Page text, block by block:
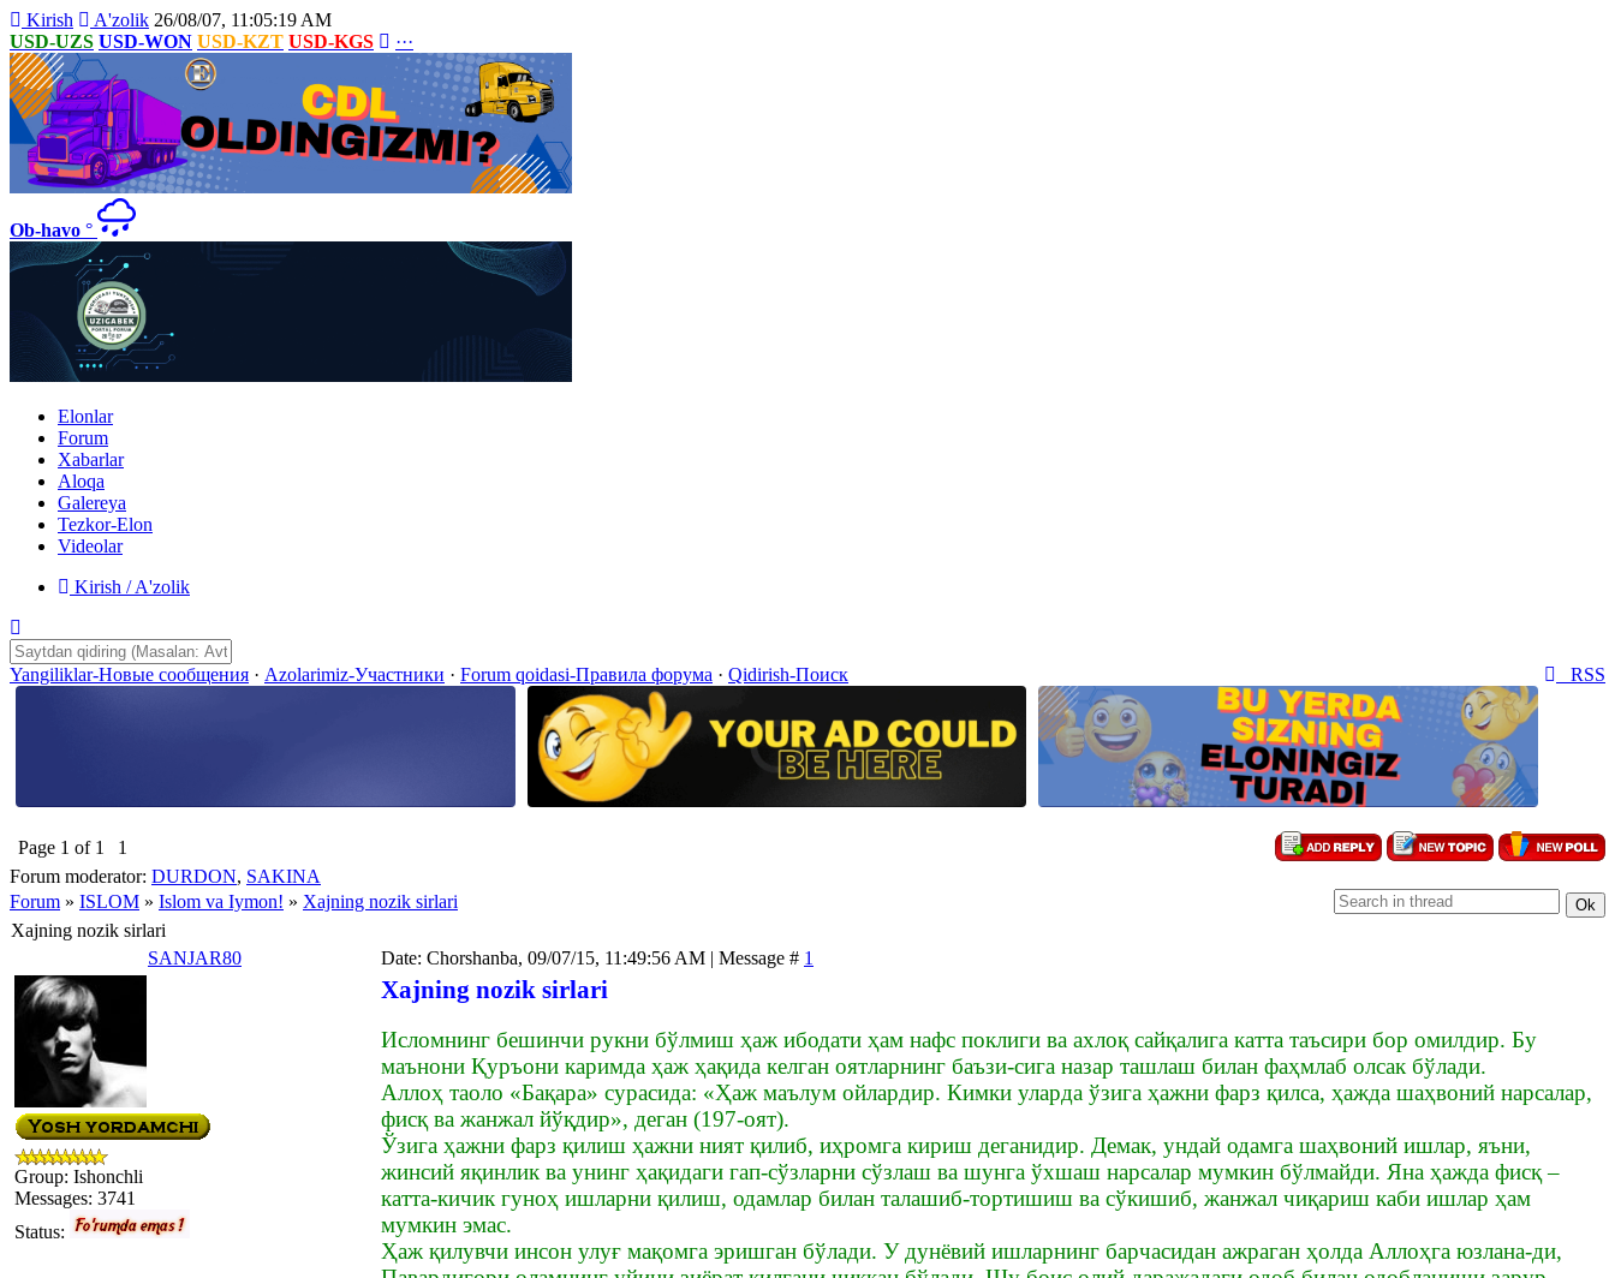
Kirish A'zolik 26/08/07, 11:05:19 AM
USD-UZS USD-WON USD-KZT USD-KGS ···
Ob-havo °
Elonlar
Forum
Xabarlar
Aloqa
Galereya
Tezkor-Elon
Videolar
Kirish / A'zolik
RSS
Yangiliklar-Новые сообщения · Azolarimiz-Участники · Forum qoidasi-Правила форума · Qidirish-Поиск
Page 1 of 1
1
Forum moderator: DURDON, SAKINA
Forum » ISLOM » Islom va Iymon! » Xajning nozik sirlari
Xajning nozik sirlari
SANJAR80
Date: Chorshanba, 09/07/15, 11:49:56 AM | Message # 1
Group: Ishonchli
Messages: 3741
Status:
Xajning nozik sirlari
Исломнинг бешинчи рукни бўлмиш ҳаж ибодати ҳам нафс поклиги ва ахлоқ сайқалига катта таъсири бор омилдир. Бу
маънони Қуръони каримда ҳаж ҳақида келган оятларнинг баъзи-сига назар ташлаш билан фаҳмлаб олсак бўлади.
Аллоҳ таоло «Бақара» сурасида: «Ҳаж маълум ойлардир. Кимки уларда ўзига ҳажни фарз қилса, ҳажда шаҳвоний нарсалар,
фисқ ва жанжал йўқдир», деган (197-оят).
Ўзига ҳажни фарз қилиш ҳажни ният қилиб, иҳромга кириш деганидир. Демак, ундай одамга шаҳвоний ишлар, яъни,
жинсий яқинлик ва унинг ҳақидаги гап-сўзларни сўзлаш ва шунга ўхшаш нарсалар мумкин бўлмайди. Яна ҳажда фисқ –
катта-кичик гуноҳ ишларни қилиш, одамлар билан талашиб-тортишиш ва сўкишиб, жанжал чиқариш каби ишлар ҳам
мумкин эмас.
Ҳаж қилувчи инсон улуғ мақомга эришган бўлади. У дунёвий ишларнинг барчасидан ажраган ҳолда Аллоҳга юзлана-ди,